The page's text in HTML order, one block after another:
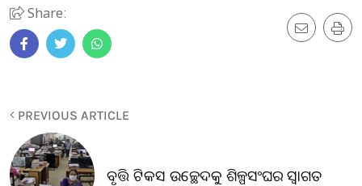
Share:
PREVIOUS ARTICLE
ବୃତ୍ତି ଟିକସ ଉଚ୍ଛେଦକୁ ଶିଳ୍ପସଂଘର ସ୍ବାଗତ